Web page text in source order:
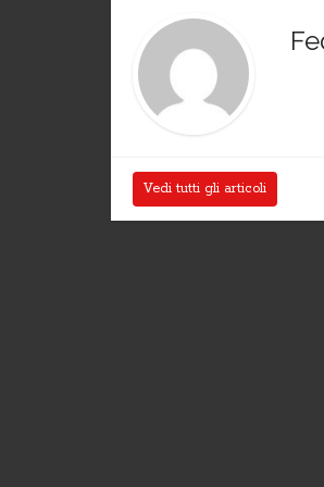
Vedi tutti gli articoli